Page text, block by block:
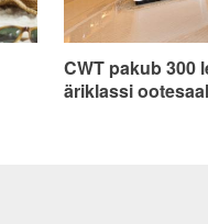
Kas teadsid, et
piletiga saad
CWT pakub 300
äriklassi